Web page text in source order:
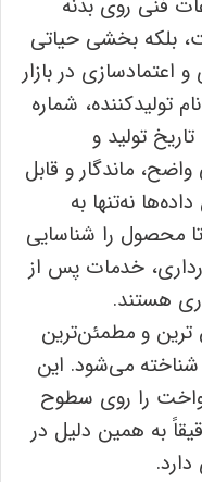
فنی روی بدنه
بلکه بخشی حیاتی
در بازار
شماره
تولید و
ماندگار و قابل
نه‌تنها به
را شناسایی
خدمات پس از
هستند.
و مطمئن‌ترین
می‌شود. این
را روی سطوح
به همین دلیل در